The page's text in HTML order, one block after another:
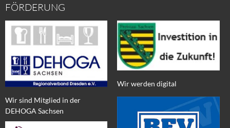
FÖRDERUNG
Wir sind Mitglied in der
DEHOGA Sachsen
Wir werden digital